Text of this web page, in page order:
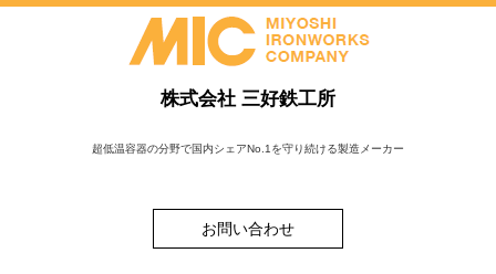
株式会社 三好鉄工所
超低温容器の分野で国内シェアNo.1 を守り続ける製造メーカー
お問い合わせ